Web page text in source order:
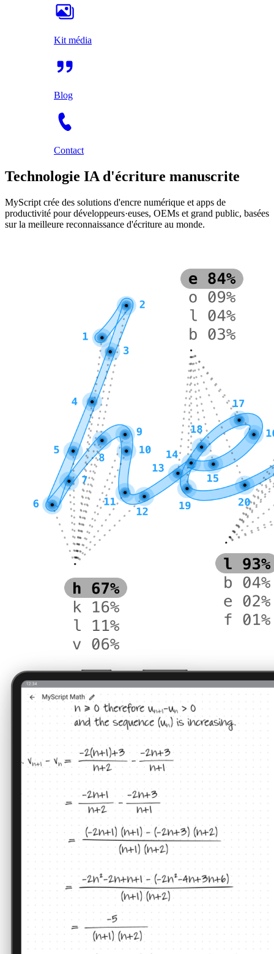
Kit média
Blog
Contact
Technologie IA d'écriture manuscrite
MyScript crée des solutions d'encre numérique et apps de
productivité pour développeurs·euses, OEMs et grand public, basées
sur la meilleure reconnaissance d'écriture au monde.